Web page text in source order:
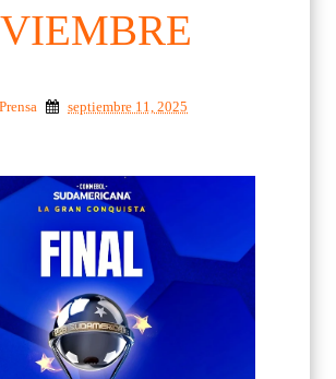
septiembre 11, 2025